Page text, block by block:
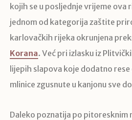
kojih se u posljednje vrijeme ova
jednom od kategorija zaštite
karlovačkih rijeka okrunjena
Korana. Već pri izlasku iz
lijepih slapova koje dodatno
mlinice zgusnute u kanjonu sve
Daleko poznatija po pitoresknim